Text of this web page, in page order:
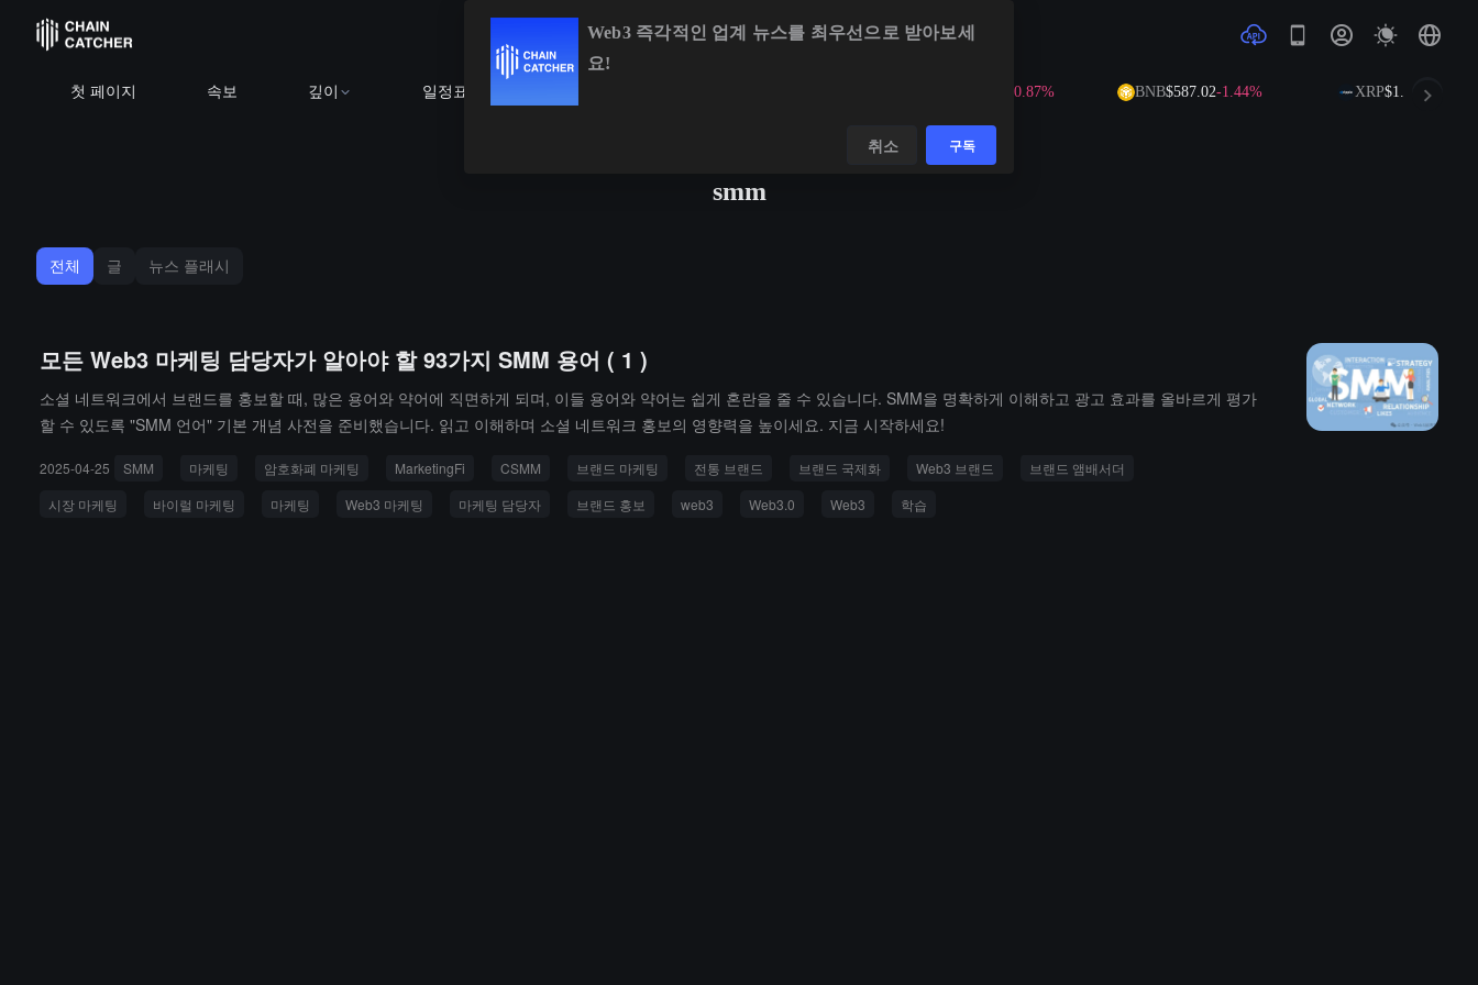
첫 페이지 속보 깊이 일정표 -0.87% BNB$587.02-1.44% XRP$1.02 -2.73%
smm
전체 글 뉴스 플래시
모든 Web3 마케팅 담당자가 알아야 할 93가지 SMM 용어 ( 1 )
소셜 네트워크에서 브랜드를 홍보할 때, 많은 용어와 약어에 직면하게 되며, 이들 용어와 약어는 쉽게 혼란을 줄 수 있습니다. SMM을 명확하게 이해하고 광고 효과를 올바르게 평가
할 수 있도록 "SMM 언어" 기본 개념 사전을 준비했습니다. 읽고 이해하며 소셜 네트워크 홍보의 영향력을 높이세요. 지금 시작하세요!
2025-04-25 SMM 마케팅 암호화폐 마케팅 MarketingFi CSMM 브랜드 마케팅 전통 브랜드 브랜드 국제화 Web3 브랜드
브랜드 앰배서더
시장 마케팅
바이럴 마케팅 마케팅 Web3 마케팅 마케팅 담당자 브랜드 홍보 web3 Web3.0 Web3 학습
Web3 즉각적인 업계 뉴스를 최우선으로 받아보세
요!
취소 구독